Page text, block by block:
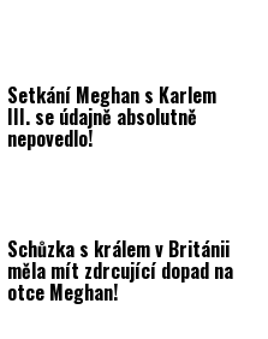
Setkání Meghan s Karlem
III. se údajně absolutně
nepovedlo!
Schůzka s králem v Británii
měla mít zdrcující dopad na
otce Meghan!